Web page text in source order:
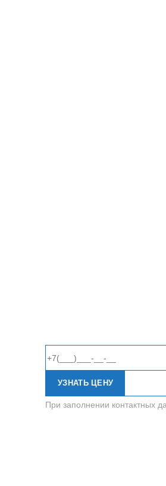
УЗНАТЬ ЦЕНУ
При заполнении контактных